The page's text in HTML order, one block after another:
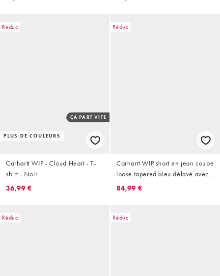
Réduc
PLUS DE COULEURS
ÇA PART VITE
Carhartt WIP - Cloud Heart - T-
shirt - Noir
36,99 €
Réduc
Carhartt WIP short en jean coupe
loose tapered bleu délavé avec
effet éclaboussures de peinture
84,99 €
Réduc Réduc